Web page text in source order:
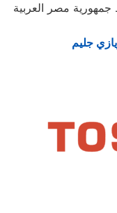
مصر العربية
جليم